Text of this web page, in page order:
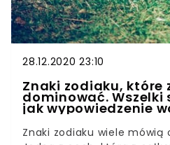
28.12.2020 23:10
Znaki zodiaku, które
dominować.
jak wypowiedzenie
Znaki zodiaku wiele mówią